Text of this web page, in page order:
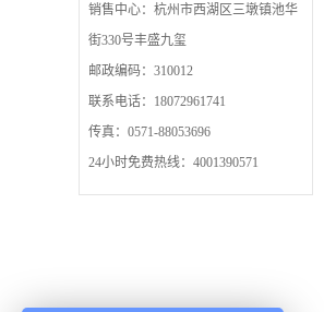
销售中心：杭州市西湖区三墩镇池华
街330号丰盛九玺
邮政编码：310012
联系电话：18072961741
传真：0571-88053696
24小时免费热线：4001390571